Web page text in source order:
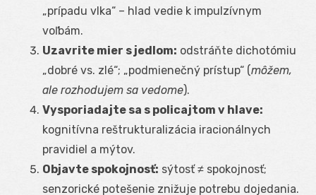
„prípadu vlka“ – hlad vedie k impulzívnym
voľbám.
Uzavrite mier s jedlom: odstráňte dichotómiu
„dobré vs. zlé“; „podmienečný prístup“ (môžem,
ale rozhodujem sa vedome).
Vysporiadajte sa s policajtom v hlave:
kognitívna reštrukturalizácia iracionálnych
pravidiel a mýtov.
Objavte spokojnosť: sýtosť ≠ spokojnosť;
senzorické potešenie znižuje potrebu dojedania.